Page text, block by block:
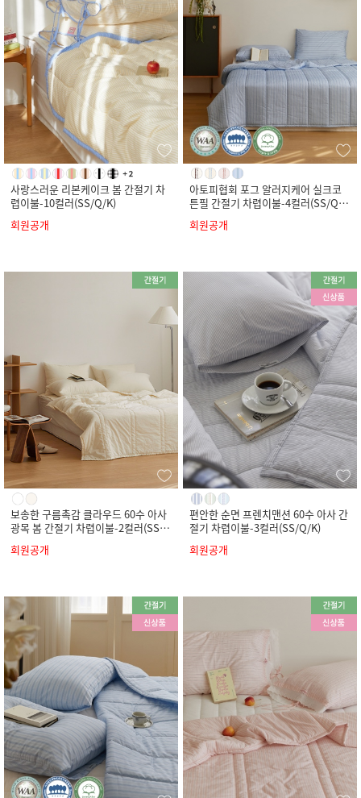
사랑스러운 리본케이크 봄 간절기 차
렵이불-10컬러(SS/Q/K)
회원공개
아토피협회 포그 알러지케어 실크코
튼필 간절기 차렵이불-4컬러(SS/Q/
회원공개
보송한 구름촉감 클라우드 60수 아사
광목 봄 간절기 차렵이불-2컬러(SS/
Q/K)
회원공개
편안한 순면 프렌치맨션 60수 아사 간
절기 차렵이불-3컬러(SS/Q/K)
회원공개